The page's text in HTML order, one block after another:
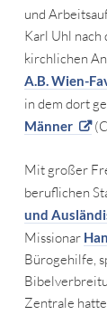
und
Karl Uhl
kirchlichen
A.B. Wien-
in dem dort
Männer
Mit großer
beruflichen
und
Missionar
Bürogehilfe,
Zentrale